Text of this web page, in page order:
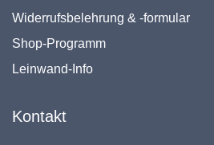
Widerrufsbelehrung & -formular
Shop-Programm
Leinwand-Info
Kontakt